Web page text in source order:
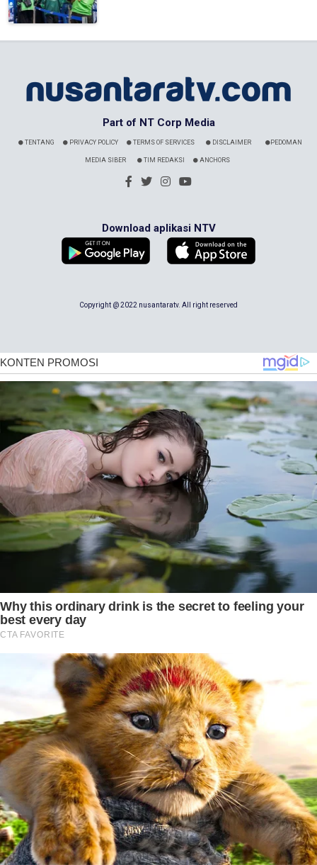
Part of NT Corp Media
TENTANG PRIVACY POLICY TERMS OF SERVICES DISCLAIMER PEDOMAN
MEDIA SIBER TIM REDAKSI ANCHORS
Download aplikasi NTV
Copyright @ 2022 nusantaratv. All right reserved